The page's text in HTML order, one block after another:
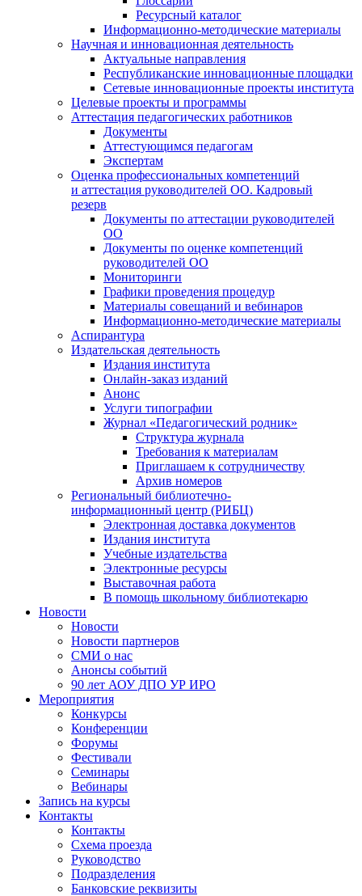
Ресурсный каталог
Информационно-методические материалы
Научная и инновационная деятельность
Актуальные направления
Республиканские инновационные площадки
Сетевые инновационные проекты института
Целевые проекты и программы
Аттестация педагогических работников
Документы
Аттестующимся педагогам
Экспертам
Оценка профессиональных компетенций
и аттестация руководителей ОО. Кадровый
резерв
Документы по аттестации руководителей
ОО
Документы по оценке компетенций
руководителей ОО
Мониторинги
Графики проведения процедур
Материалы совещаний и вебинаров
Информационно-методические материалы
Аспирантура
Издательская деятельность
Издания института
Онлайн-заказ изданий
Анонс
Услуги типографии
Журнал «Педагогический родник»
Структура журнала
Требования к материалам
Приглашаем к сотрудничеству
Архив номеров
Региональный библиотечно-
информационный центр (РИБЦ)
Электронная доставка документов
Издания института
Учебные издательства
Электронные ресурсы
Выставочная работа
В помощь школьному библиотекарю
Новости
Новости
Новости партнеров
СМИ о нас
Анонсы событий
90 лет АОУ ДПО УР ИРО
Мероприятия
Конкурсы
Конференции
Форумы
Фестивали
Семинары
Вебинары
Запись на курсы
Контакты
Контакты
Схема проезда
Руководство
Подразделения
Банковские реквизиты